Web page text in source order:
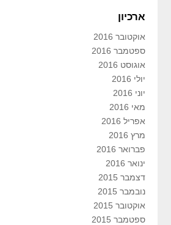
ארכיון
אוקטובר 2016
ספטמבר 2016
אוגוסט 2016
יולי 2016
יוני 2016
מאי 2016
אפריל 2016
מרץ 2016
פברואר 2016
ינואר 2016
דצמבר 2015
נובמבר 2015
אוקטובר 2015
ספטמבר 2015